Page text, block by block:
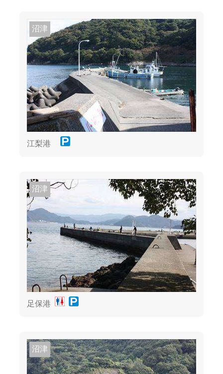
沼津
江梨港
沼津
足保港
沼津